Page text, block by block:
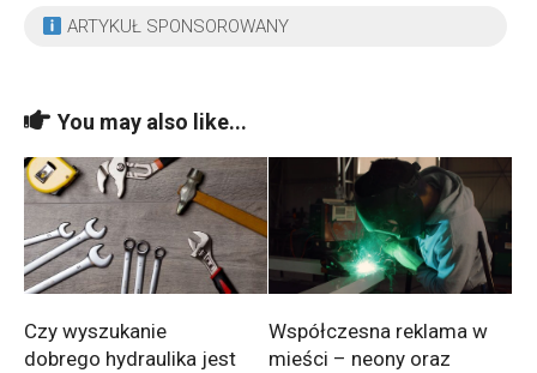
ARTYKUŁ SPONSOROWANY
You may also like...
Czy wyszukanie
dobrego hydraulika jest
Współczesna reklama w
mieści – neony oraz